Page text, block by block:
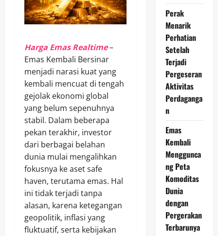
Harga Emas Realtime–
Emas Kembali Bersinar
menjadi narasi kuat yang
kembali mencuat di tengah
gejolak ekonomi global
yang belum sepenuhnya
stabil. Dalam beberapa
pekan terakhir, investor
dari berbagai belahan
dunia mulai mengalihkan
fokusnya ke aset safe
haven, terutama emas. Hal
ini tidak terjadi tanpa
alasan, karena ketegangan
geopolitik, inflasi yang
fluktuatif, serta kebijakan
Perak
Menarik
Perhatian
Setelah
Terjadi
Pergeseran
Aktivitas
Perdaganga
n
Emas
Kembali
Menggunca
ng Peta
Komoditas
Dunia
dengan
Pergerakan
Terbarunya